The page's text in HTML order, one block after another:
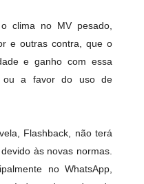
clima no MV pesado,
e outras contra, que o
e ganho com essa
ou a favor do uso de
Flashback, não terá
às novas normas.
no WhatsApp,